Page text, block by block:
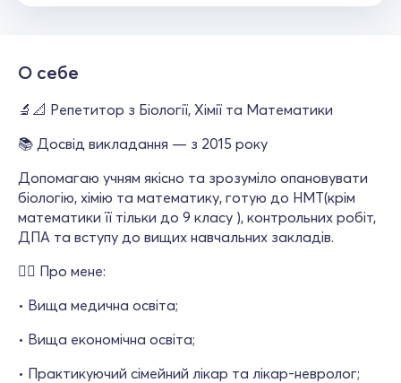
О себе
🔬📐 Репетитор з Біології, Хімії та Математики
📚 Досвід викладання — з 2015 року
Допомагаю учням якісно та зрозуміло опановувати
біологію, хімію та математику, готую до НМТ(крім
математики її тільки до 9 класу ), контрольних робіт,
ДПА та вступу до вищих навчальних закладів.
👨‍⚕️ Про мене:
• Вища медична освіта;
• Вища економічна освіта;
• Практикуючий сімейний лікар та лікар-невролог;